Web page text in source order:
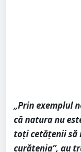
„Prin exemplul
că natura nu
toți cetățenii să
curățenia”, au